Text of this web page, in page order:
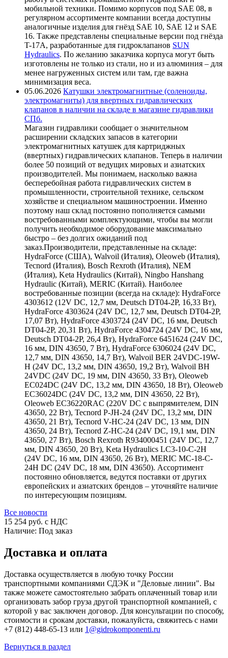
мобильной техники. Помимо корпусов под SAE 08, в
регулярном ассортименте компании всегда доступны
аналогичные изделия для гнёзд SAE 10, SAE 12 и SAE
16. Также представлены специальные версии под гнёзда
T-17A, разработанные для гидроклапанов SUN
Hydraulics. По желанию заказчика корпуса могут быть
изготовлены не только из стали, но и из алюминия – для
менее нагруженных систем или там, где важна
минимизация веса.
05.06.2026 Катушки электромагнитные (соленоиды,
электромагниты) для ввертных гидравлических
клапанов в наличии на складе в магазине гидравлики
СПб.
Магазин гидравлики сообщает о значительном
расширении складских запасов в категории
электромагнитных катушек для картриджных
(ввертных) гидравлических клапанов. Теперь в наличии
более 50 позиций от ведущих мировых и азиатских
производителей. Мы понимаем, насколько важна
бесперебойная работа гидравлических систем в
промышленности, строительной технике, сельском
хозяйстве и специальном машиностроении. Именно
поэтому наш склад постоянно пополняется самыми
востребованными комплектующими, чтобы вы могли
получить необходимое оборудование максимально
быстро – без долгих ожиданий под
заказ.Производители, представленные на складе:
HydraForce (США), Walvoil (Италия), Oleoweb (Италия),
Tecnord (Италия), Bosch Rexroth (Италия), NEM
(Италия), Keta Hydraulics (Китай), Ningbo Hanshang
Hydraulic (Китай), MERIC (Китай). Наиболее
востребованные позиции (всегда на складе): HydraForce
4303612 (12V DC, 12,7 мм, Deutsch DT04-2P, 16,33 Вт),
HydraForce 4303624 (24V DC, 12,7 мм, Deutsch DT04-2P,
17,07 Вт), HydraForce 4303724 (24V DC, 16 мм, Deutsch
DT04-2P, 20,31 Вт), HydraForce 4304724 (24V DC, 16 мм,
Deutsch DT04-2P, 26,4 Вт), HydraForce 6451624 (24V DC,
16 мм, DIN 43650, 7 Вт), HydraForce 6306024 (24V DC,
12,7 мм, DIN 43650, 14,7 Вт), Walvoil BER 24VDC-19W-
H (24V DC, 13,2 мм, DIN 43650, 19,2 Вт), Walvoil BH
24VDC (24V DC, 19 мм, DIN 43650, 33 Вт), Oleoweb
EC024DC (24V DC, 13,2 мм, DIN 43650, 18 Вт), Oleoweb
EC36024DC (24V DC, 13,2 мм, DIN 43650, 22 Вт),
Oleoweb EC36220RAC (220V DC с выпрямителем, DIN
43650, 22 Вт), Tecnord P-JH-24 (24V DC, 13,2 мм, DIN
43650, 21 Вт), Tecnord V-HC-24 (24V DC, 13 мм, DIN
43650, 24 Вт), Tecnord Z-HC-24 (24V DC, 19,1 мм, DIN
43650, 27 Вт), Bosch Rexroth R934000451 (24V DC, 12,7
мм, DIN 43650, 20 Вт), Keta Hydraulics LC3-10-C-2H
(24V DC, 16 мм, DIN 43650, 26 Вт), MERIC MC-18-C-
24H DC (24V DC, 18 мм, DIN 43650). Ассортимент
постоянно обновляется, ведутся поставки от других
европейских и азиатских брендов – уточняйте наличие
по интересующим позициям.
Все новости
15 254 руб. с НДС
Наличие: Под заказ
Доставка и оплата
Доставка осуществляется в любую точку России
транспортными компаниями СДЭК и "Деловые линии". Вы
также можете самостоятельно забрать оплаченный товар или
организовать забор груза другой транспортной компанией, с
которой у вас заключен договор. Для консультации по способу,
стоимости и срокам доставки, пожалуйста, свяжитесь с нами
+7 (812) 448-65-13 или 1@gidrokomponenti.ru
Вернуться в раздел